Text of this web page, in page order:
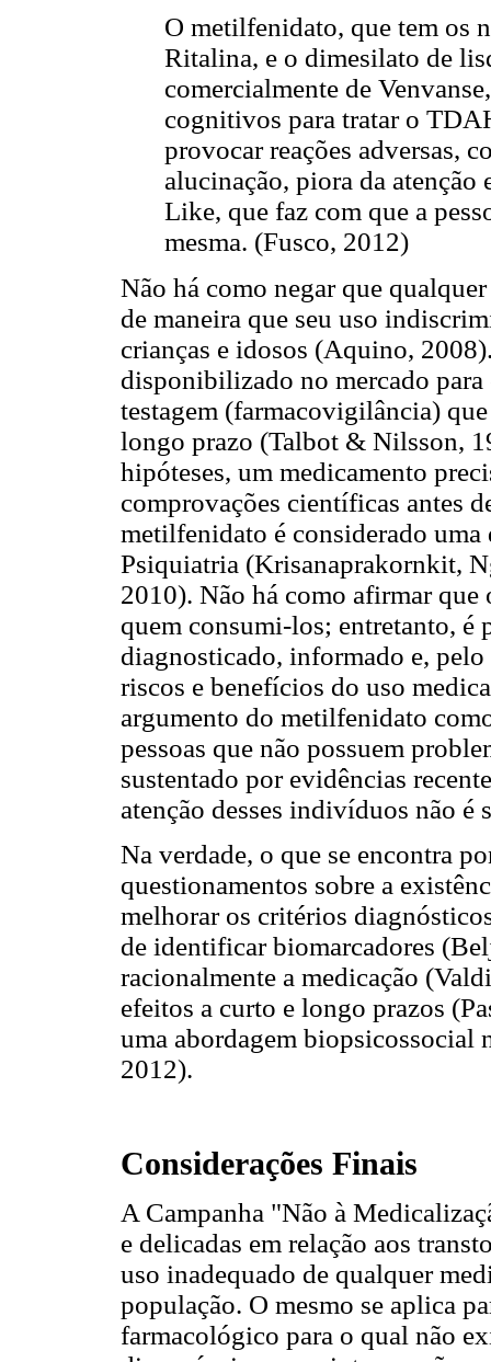
O metilfenidato, que tem os
Ritalina, e o dimesilato de
comercialmente de
cognitivos para tratar o
provocar reações adversas,
alucinação, piora da
Like, que faz com que a
mesma. (Fusco, 2012)
Não há como negar que
de maneira que seu uso
crianças e idosos (Aquino,
disponibilizado no mercado para
testagem (farmacovigilância)
longo prazo (Talbot & Nilsson,
hipóteses, um medicamento
comprovações científicas antes
metilfenidato é considerado uma
Psiquiatria (Krisanaprakornkit,
2010). Não há como afirmar que
quem consumi-los; entretanto, é
diagnosticado, informado e,
riscos e benefícios do uso
argumento do metilfenidato
pessoas que não possuem
sustentado por evidências
atenção desses indivíduos não
Na verdade, o que se encontra
questionamentos sobre a
melhorar os critérios
de identificar biomarcadores
racionalmente a medicação
efeitos a curto e longo prazos
uma abordagem biopsicossocial
2012).
Considerações Finais
A Campanha "Não à
e delicadas em relação aos
uso inadequado de qualquer
população. O mesmo se aplica
farmacológico para o qual não